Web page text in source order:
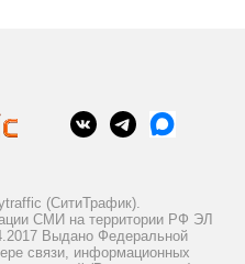
(СитиТрафик).
СМИ на территории РФ ЭЛ
Выдано Федеральной
связи, информационных